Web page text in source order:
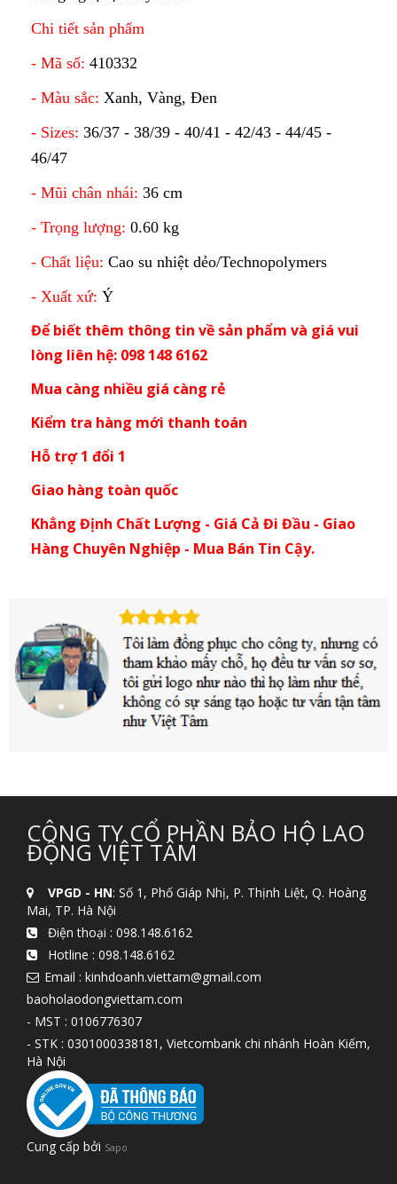
Chi tiết sản phẩm
- Mã số: 410332
- Màu sắc: Xanh, Vàng, Đen
- Sizes: 36/37 - 38/39 - 40/41 - 42/43 - 44/45 -
46/47
- Mũi chân nhái: 36 cm
- Trọng lượng: 0.60 kg
- Chất liệu: Cao su nhiệt dẻo/Technopolymers
- Xuất xứ: Ý
Để biết thêm thông tin về sản phẩm và giá vui
lòng liên hệ: 098 148 6162
Mua càng nhiều giá càng rẻ
Kiểm tra hàng mới thanh toán
Hỗ trợ 1 đổi 1
Giao hàng toàn quốc
Khẳng Định Chất Lượng - Giá Cả Đi Đầu - Giao
Hàng Chuyên Nghiệp - Mua Bán Tin Cậy.
CÔNG TY CỔ PHẦN BẢO HỘ LAO
ĐỘNG VIỆT TÂM
VPGD - HN: Số 1, Phố Giáp Nhị, P. Thịnh Liệt, Q. Hoàng
Mai, TP. Hà Nội
Điện thoại : 098.148.6162
Hotline : 098.148.6162
Email : kinhdoanh.viettam@gmail.com
baoholaodongviettam.com
- MST : 0106776307
- STK : 0301000338181, Vietcombank chi nhánh Hoàn Kiếm,
Hà Nội
Cung cấp bởi Sapo